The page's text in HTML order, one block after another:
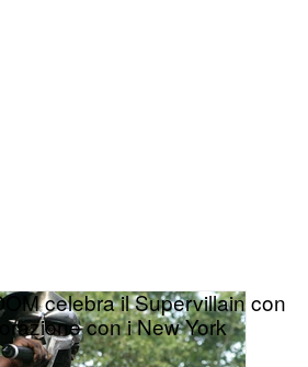
celebra il Supervillain con
con i New York